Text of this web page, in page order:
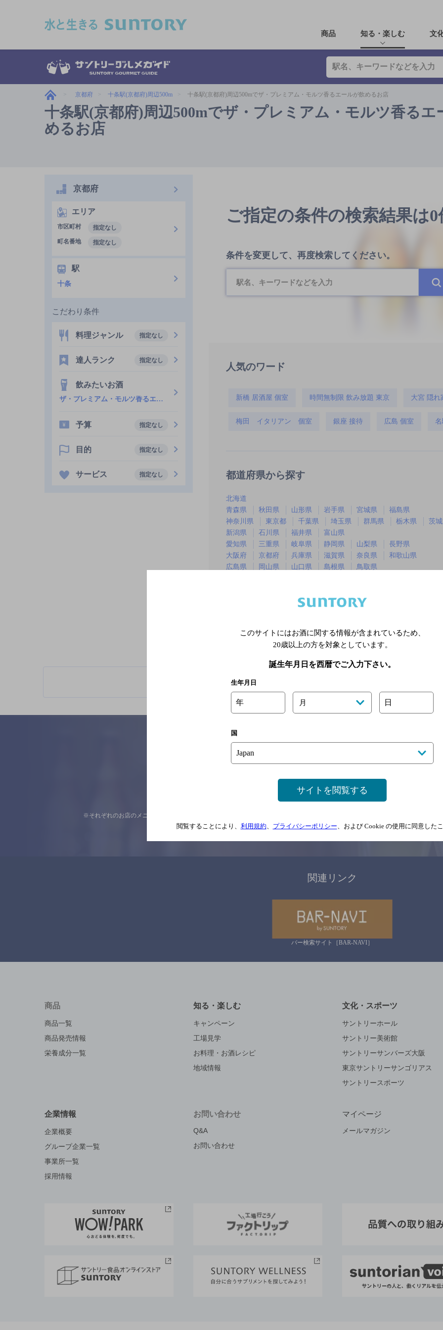
商品 知る・楽しむ 文
京都府 十条駅(京都府)周辺500m 十条駅(京都府)周辺500mでザ・プレミアム・モルツ香るエールが飲めるお店
十条駅(京都府)周辺500mでザ・プレミアム・モルツ香るエ
めるお店
ご指定の条件の検索結果は0
条件を変更して、再度検索してください。
人気のワード
新橋 居酒屋 個室 時間無制限 飲み放題 東京 大宮 隠れ
梅田 イタリアン 個室 銀座 接待 広島 個室
都道府県から探す
北海道
青森県
秋田県 山形県 岩手県 宮城県
福島県
神奈川県
東京都 千葉県 埼玉県 群馬県 栃木県
茨
新潟県
石川県 福井県
富山県
愛知県
三重県 岐阜県 静岡県 山梨県
長野県
大阪府
京都府 兵庫県 滋賀県 奈良県
和歌山県
広島県
岡山県 山口県 島根県
鳥取県
※店舗によりハイボール取り扱い銘
京都府
エリア
市区町村
指定なし
町名番地
指定なし
駅
十条
こだわり条件
料理ジャンル 指定なし
達人ランク 指定なし
飲みたいお酒
ザ・プレミアム・モルツ香るエール
予算 指定なし
目的 指定なし
サービス 指定なし
ご意見・ご感想
※それぞれのお店のメニューや営業時間などの掲載情報については、 念のためお店にご確
関連リンク
バー検索サイト［BAR-NAVI］
商品
商品一覧
商品発売情報
栄養成分一覧
知る・楽しむ
キャンペーン
工場見学
お料理・お酒レシピ
地域情報
文化・スポーツ
サントリーホール
サントリー美術館
サントリーサンバーズ大阪
東京サントリーサンゴリアス
サントリースポーツ
企業情報
企業概要
グループ企業一覧
事業所一覧
採用情報
お問い合わせ
Q&A
お問い合わせ
マイページ
メールマガジン
このサイトにはお酒に関する情報が含まれているため、
20歳以上の方を対象としています。
誕生年月日を西暦でご入力下さい。
生年月日
年 月 日
国
サイトを閲覧する
閲覧することにより、 利用規約、 プライバシーポリシー、および Cookie の使用に同意した